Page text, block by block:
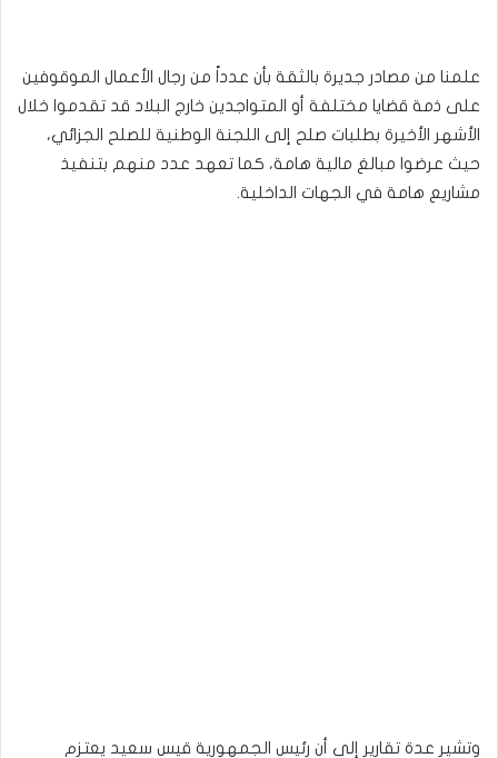
علمنا من مصادر جديرة بالثقة بأن عدداً من رجال الأعمال الموقوفين
على ذمة قضايا مختلفة أو المتواجدين خارج البلاد قد تقدموا خلال
الأشهر الأخيرة بطلبات صلح إلى اللجنة الوطنية للصلح الجزائي،
حيث عرضوا مبالغ مالية هامة، كما تعهد عدد منهم بتنفيذ
مشاريع هامة في الجهات الداخلية.
وتشير عدة تقارير إلى أن رئيس الجمهورية قيس سعيد يعتزم